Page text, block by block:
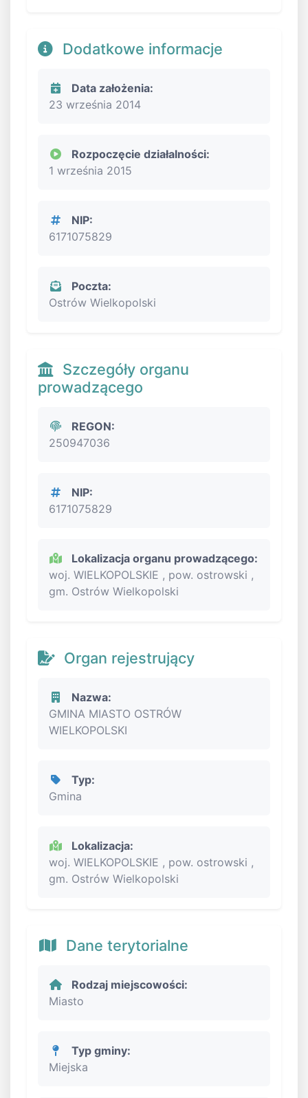
Dodatkowe informacje
Data założenia:
23 września 2014
Rozpoczęcie działalności:
1 września 2015
NIP:
6171075829
Poczta:
Ostrów Wielkopolski
Szczegóły organu
prowadzącego
REGON:
250947036
NIP:
6171075829
Lokalizacja organu prowadzącego:
woj. WIELKOPOLSKIE , pow. ostrowski ,
gm. Ostrów Wielkopolski
Organ rejestrujący
Nazwa:
GMINA MIASTO OSTRÓW
WIELKOPOLSKI
Typ:
Gmina
Lokalizacja:
woj. WIELKOPOLSKIE , pow. ostrowski ,
gm. Ostrów Wielkopolski
Dane terytorialne
Rodzaj miejscowości:
Miasto
Typ gminy:
Miejska